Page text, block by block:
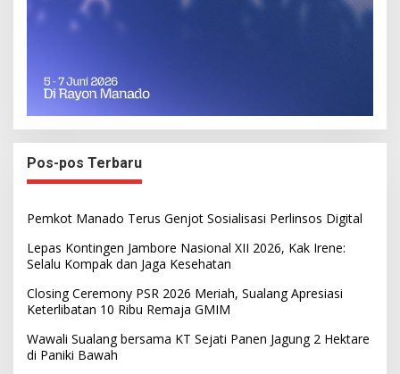
Pos-pos Terbaru
Pemkot Manado Terus Genjot Sosialisasi Perlinsos Digital
Lepas Kontingen Jambore Nasional XII 2026, Kak Irene:
Selalu Kompak dan Jaga Kesehatan
Closing Ceremony PSR 2026 Meriah, Sualang Apresiasi
Keterlibatan 10 Ribu Remaja GMIM
Wawali Sualang bersama KT Sejati Panen Jagung 2 Hektare
di Paniki Bawah